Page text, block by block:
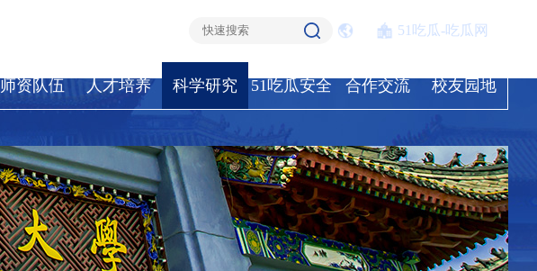
51吃瓜-吃瓜网
师资队伍 人才培养 科学研究 51吃瓜安全 合作交流 校友园地